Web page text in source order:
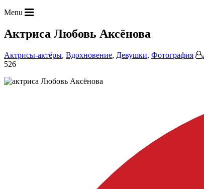
Menu
Актриса Любовь Аксёнова
Актрисы-актёры, Вдохновение, Девушки, Фотография
526